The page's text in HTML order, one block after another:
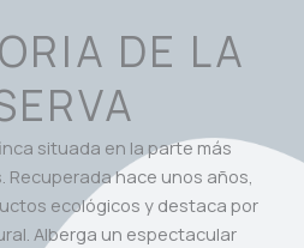
DE LA
situada en la parte más
hace unos años,
ecológicos y destaca por
Alberga un espectacular